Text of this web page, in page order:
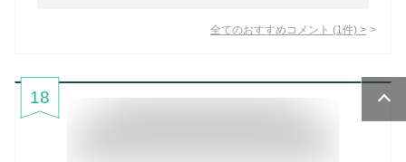
全てのおすすめコメント (1 件) >
18